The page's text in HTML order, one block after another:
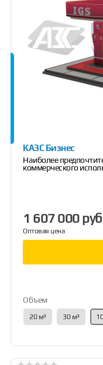
КАЗС Бизнес
Наиболее
коммерческого
1 607 000
Оптовая цена
Объем
20 м³ 30 м³